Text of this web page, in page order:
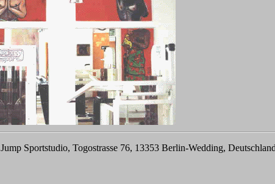
Jump Sportstudio, Togostrasse 76, 13353 Berlin-Wedding,